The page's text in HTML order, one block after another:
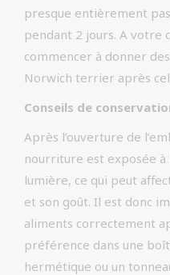
presque entièrement
pendant 2 jours. A votre
commencer à donner
Norwich terrier après
Conseils de
Après l’ouverture de
nourriture est exposée à
lumière, ce qui peut
et son goût. Il est donc
aliments correctement
préférence dans une
hermétique ou un